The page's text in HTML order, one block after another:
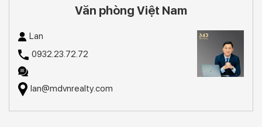
Văn phòng Việt Nam
Lan
0932.23.72.72
lan@mdvnrealty.com